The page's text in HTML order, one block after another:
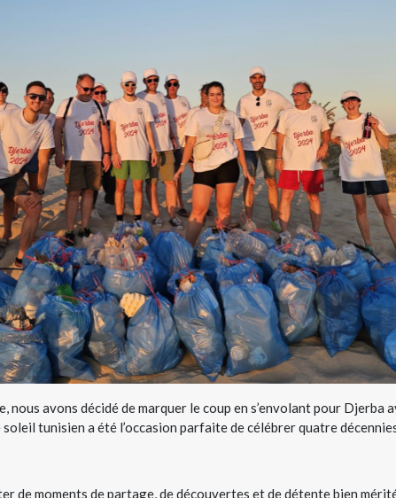
nous avons décidé de marquer le coup en s’envolant pour Djerba
soleil tunisien a été l’occasion parfaite de célébrer quatre
de moments de partage, de découvertes et de détente bien